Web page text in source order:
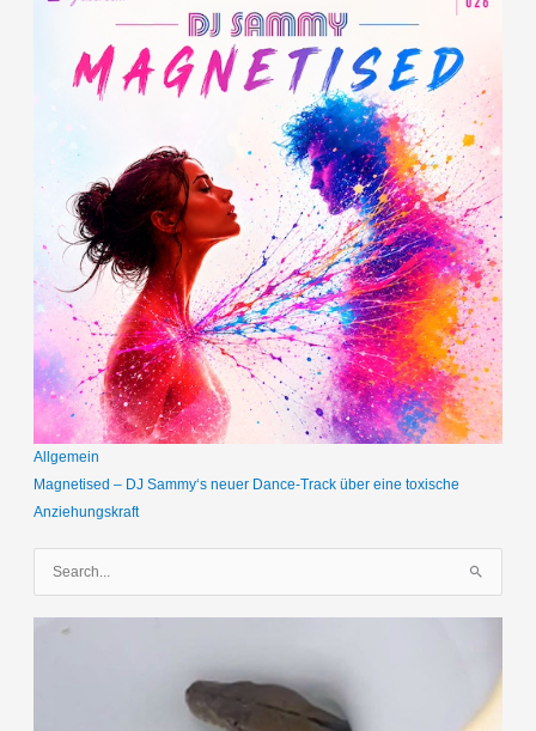
Allgemein
Magnetised – DJ Sammy‘s neuer Dance-Track über eine toxische
Anziehungskraft
c